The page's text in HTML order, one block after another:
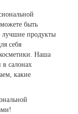
быть
лучшие продукты
себя
Наша
в салонах
какие